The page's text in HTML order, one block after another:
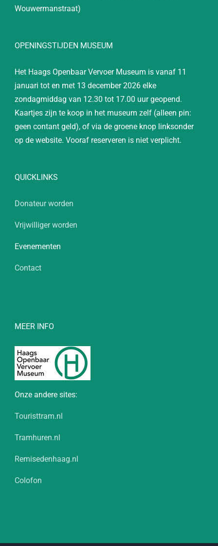
Wouwermanstraat)
OPENINGSTIJDEN MUSEUM
Het Haags Openbaar Vervoer Museum is vanaf 11
januari tot en met 13 december 2026 elke
zondagmiddag van 12.30 tot 17.00 uur geopend.
Kaartjes zijn te koop in het museum zelf (alleen pin:
geen contant geld), of via de groene knop linksonder
op de website. Vooraf reserveren is niet verplicht.
QUICKLINKS
Donateur worden
Vrijwilliger worden
Evenementen
Contact
MEER INFO
Onze andere sites:
Touristtram.nl
Tramhuren.nl
Remisedenhaag.nl
Colofon